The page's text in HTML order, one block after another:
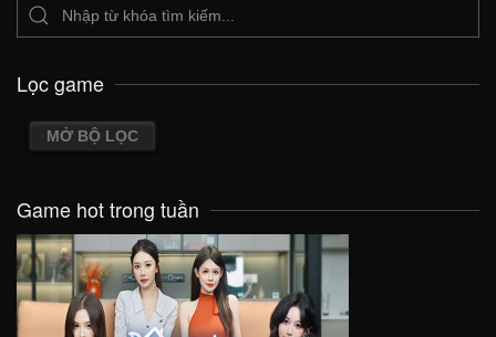
Lọc game
MỞ BỘ LỌC
Game hot trong tuần
VIEW